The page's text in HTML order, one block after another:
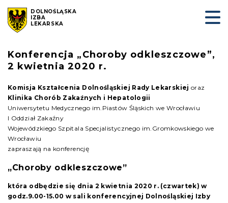
DOLNOŚLĄSKA
IZBA
LEKARSKA
Konferencja „Choroby odkleszczowe”,
2 kwietnia 2020 r.
Komisja Kształcenia Dolnośląskiej Rady Lekarskiej oraz
Klinika Chorób Zakaźnych i Hepatologii
Uniwersytetu Medycznego im.Piastów Śląskich we Wrocławiu
I Oddział Zakaźny
Wojewódzkiego Szpitala Specjalistycznego im.Gromkowskiego we
Wrocławiu
zapraszają na konferencję
„Choroby odkleszczowe”
która odbędzie się dnia 2 kwietnia 2020 r. (czwartek) w
godz.9.00-15.00 w sali konferencyjnej Dolnośląskiej Izby